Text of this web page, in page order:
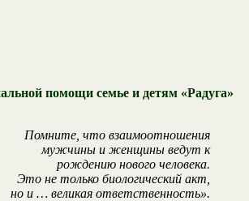
помощи семье и детям «Радуга»
Помните, что взаимоотношения
мужчины и женщины ведут к
рождению нового человека.
Это не только биологический акт,
но и … великая ответственность».